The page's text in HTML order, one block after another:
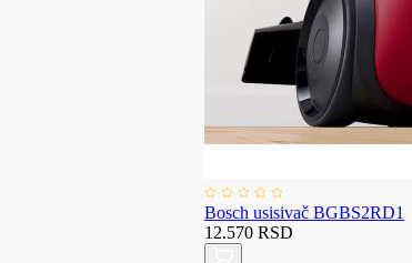
Bosch usisivač BGBS2RD1
12.570 RSD